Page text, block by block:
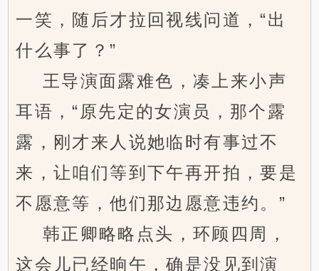
一笑，随后才拉回视线问道，“出
什么事了？”
王导演面露难色，凑上来小声
耳语，“原先定的女演员，那个露
露，刚才来人说她临时有事过不
来，让咱们等到下午再开拍，要是
不愿意等，他们那边愿意违约。”
韩正卿略略点头，环顾四周，
这会儿已经晌午，确是没见到演